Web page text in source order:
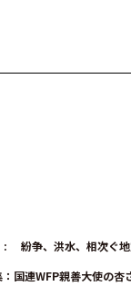
:
紛争、洪水、相次ぐ
：国連WFP親善大使の